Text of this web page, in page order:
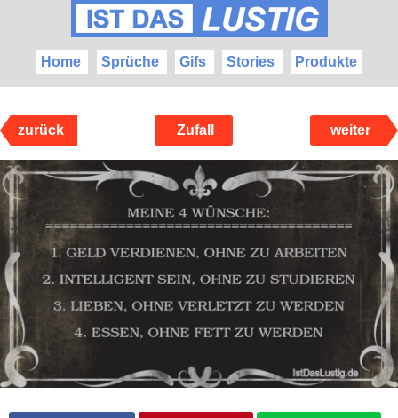
Home Sprüche Gifs Stories Produkte
zurück Zufall weiter